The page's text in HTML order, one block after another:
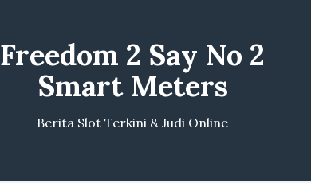
Freedom 2 Say No 2
Smart Meters
Berita Slot Terkini & Judi Online